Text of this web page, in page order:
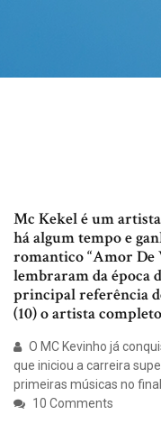
Mc Kekel é um artista
há algum tempo e
romantico “Amor De
lembraram da época
principal referência
(10) o artista
O MC Kevinho já
que iniciou a carreira
primeiras músicas no
10 Comments